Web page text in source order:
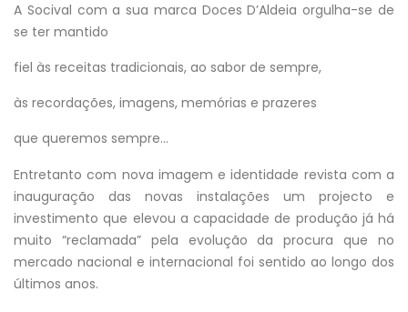
A Socival com a sua marca Doces D’Aldeia orgulha-se de
se ter mantido
fiel às receitas tradicionais, ao sabor de sempre,
às recordações, imagens, memórias e prazeres
que queremos sempre…
Entretanto com nova imagem e identidade revista com a
inauguração das novas instalações um projecto e
investimento que elevou a capacidade de produção já há
muito “reclamada” pela evolução da procura que no
mercado nacional e internacional foi sentido ao longo dos
últimos anos.